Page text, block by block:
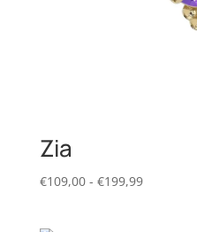
Zia
€109,00 - €199,99